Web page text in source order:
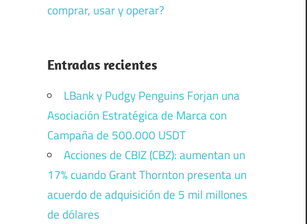
comprar, usar y operar?
Entradas recientes
LBank y Pudgy Penguins Forjan una
Asociación Estratégica de Marca con
Campaña de 500.000 USDT
Acciones de CBIZ (CBZ): aumentan un
17% cuando Grant Thornton presenta un
acuerdo de adquisición de 5 mil millones
de dólares